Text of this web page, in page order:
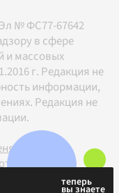
№ ФС77-67642
в сфере
и массовых
г. Редакция не
информации,
Редакция не
с